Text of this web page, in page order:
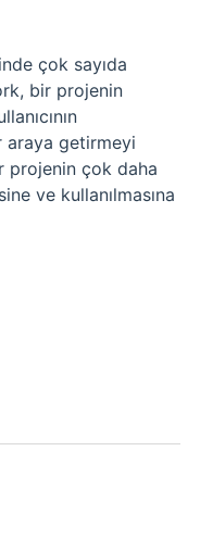
çok sayıda
bir projenin
araya getirmeyi
projenin çok daha
ve kullanılmasına